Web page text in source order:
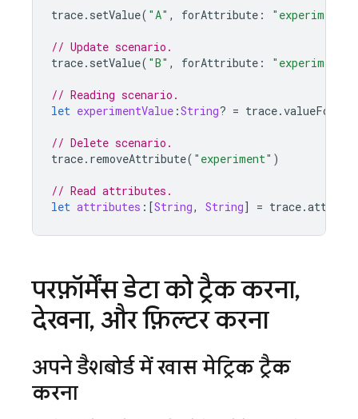
trace. setValue( "A" , forAttribute : "experiment"
// Update scenario.
trace. setValue( "B" , forAttribute : "experiment"
// Reading scenario.
let experimentValue :String? = trace.
// Delete scenario.
trace. removeAttribute( "experiment" )
// Read attributes.
let attributes :[String, String] = trace.
परफ़ॉर्मेंस डेटा को ट्रैक करना,
देखना, और फ़िल्टर करना
अपने डैशबोर्ड में खास मेट्रिक ट्रैक
करना